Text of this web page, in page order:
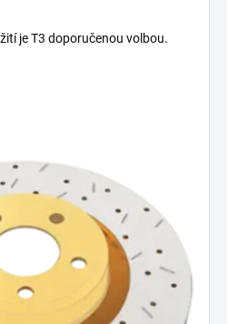
je T3 doporučenou volbou.